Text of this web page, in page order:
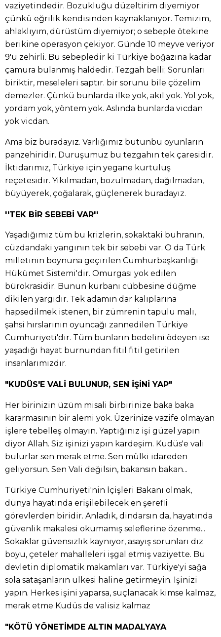
vaziyetindedir. Bozukluğu düzeltirim diyemiyor
çünkü eğrilik kendisinden kaynaklanıyor. Temizim,
ahlaklıyım, dürüstüm diyemiyor; o sebeple ötekine
berikine operasyon çekiyor. Günde 10 meyve veriyor
9'u zehirli. Bu sebepledir ki Türkiye boğazına kadar
çamura bulanmış haldedir. Tezgah belli; Sorunları
biriktir, meseleleri saptır. bir sorunu bile çözelim
demezler. Çünkü bunlarda ilke yok, akıl yok. Yol yok,
yordam yok, yöntem yok. Aslında bunlarda vicdan
yok vicdan.
Ama biz buradayız. Varlığımız bütünbu oyunların
panzehiridir. Duruşumuz bu tezgahın tek çaresidir.
İktidarımız, Türkiye için yegane kurtuluş
reçetesidir. Yıkılmadan, bozulmadan, dağılmadan,
büyüyerek, çoğalarak, güçlenerek buradayız.
''TEK BİR SEBEBİ VAR''
Yaşadığımız tüm bu krizlerin, sokaktaki buhranın,
cüzdandaki yangının tek bir sebebi var. O da Türk
milletinin boynuna geçirilen Cumhurbaşkanlığı
Hükümet Sistemi'dir. Omurgası yok edilen
bürokrasidir. Bunun kurbanı cübbesine düğme
dikilen yargıdır. Tek adamın dar kalıplarına
hapsedilmek istenen, bir zümrenin tapulu malı,
şahsi hırslarının oyuncağı zannedilen Türkiye
Cumhuriyeti'dir. Tüm bunların bedelini ödeyen ise
yaşadığı hayat burnundan fitil fitil getirilen
insanlarımızdır.
"KUDÜS'E VALİ BULUNUR, SEN İŞİNİ YAP"
Her birinizin üzüm misali birbirinize baka baka
kararmasının bir alemi yok. Üzerinize vazife olmayan
işlere tebelleş olmayın. Yaptığınız işi güzel yapın
diyor Allah. Siz işinizi yapın kardeşim. Kudüs'e vali
bulurlar sen merak etme. Sen mülki idareden
geliyorsun. Sen Vali değilsin, bakansın bakan...
Türkiye Cumhuriyeti'nin İçişleri Bakanı olmak,
dünya hayatında erişilebilecek en şerefli
görevlerden biridir. Anladık, dindarsın da, hayatında
güvenlik makalesi okumamış seleflerine özenme...
Sokaklar güvensizlik kaynıyor, asayiş sorunları diz
boyu, çeteler mahalleleri işgal etmiş vaziyette. Bu
devletin diplomatik makamları var. Türkiye'yi sağa
sola sataşanların ülkesi haline getirmeyin. İşinizi
yapın. Herkes işini yaparsa, suçlanacak kimse kalmaz,
merak etme Kudüs de valisiz kalmaz
"KÖTÜ YÖNETİMDE ALTIN MADALYAYA